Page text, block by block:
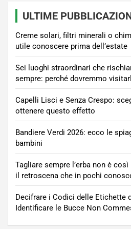
ULTIME
Creme solari, filtri minerali o
utile conoscere prima dell’estate
Sei luoghi straordinari che
sempre: perché dovremmo
Capelli Lisci e Senza Crespo:
ottenere questo effetto
Bandiere Verdi 2026: ecco le
bambini
Tagliare sempre l’erba non è
il retroscena che in pochi
Decifrare i Codici delle Etichette
Identificare le Bucce Non